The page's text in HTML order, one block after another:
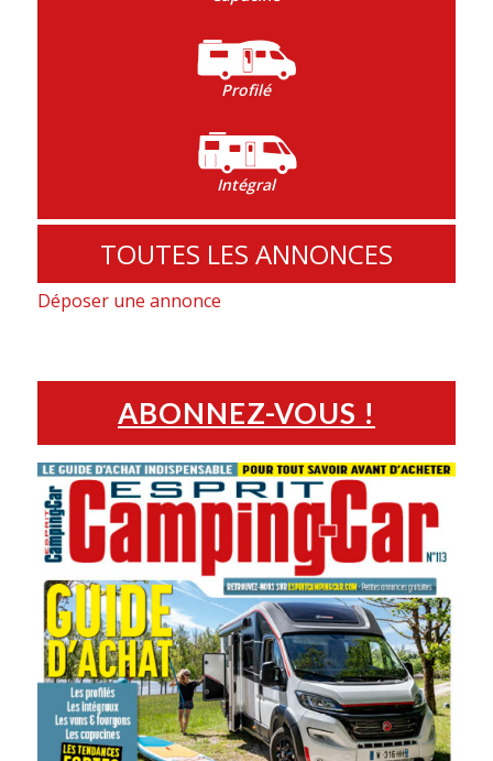
Profilé
Intégral
TOUTES LES ANNONCES
Déposer une annonce
ABONNEZ-VOUS !